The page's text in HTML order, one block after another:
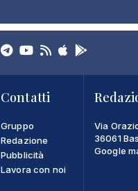
Contatti
Gruppo
Redazione
Pubblicità
Lavora con noi
Via
36061
Google